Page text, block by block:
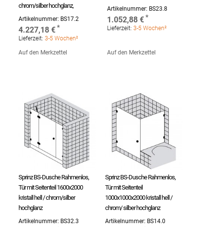
chrom/silber hochglanz,
Artikelnummer: BS17.2
4.227,18 €
Lieferzeit: 3-5 Wochen²
Auf den Merkzettel
Artikelnummer: BS23.8
1.052,88 €
Lieferzeit: 3-5 Wochen²
Auf den Merkzettel
Sprinz BS-Dusche Rahmenlos,
Tür mit Seitenteil 1600x2000
kristall hell / chrom/silber
hochglanz
Artikelnummer: BS32.3
Sprinz BS-Dusche Rahmenlos,
Tür mit Seitenteil
1000x1000x2000 kristall hell /
chrom/ silber hochglanz
Artikelnummer: BS14.0